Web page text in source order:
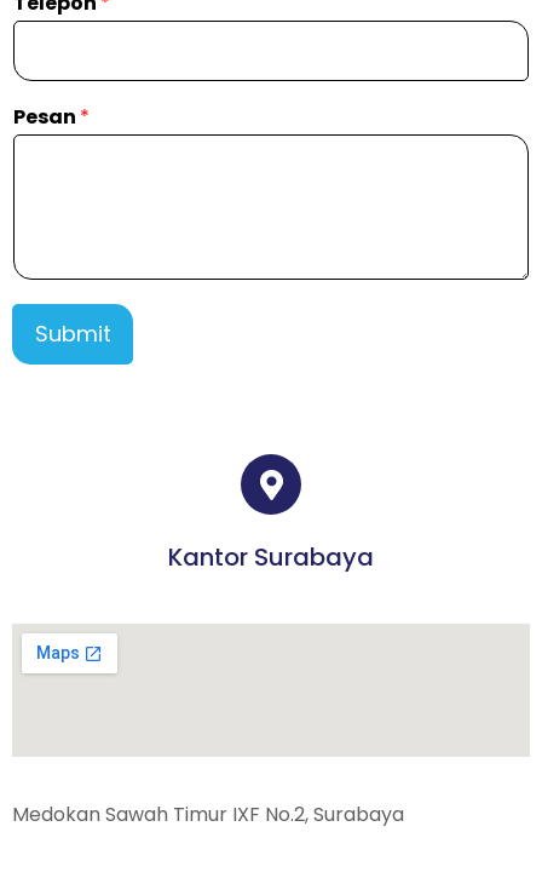
Pesan *
Submit
Kantor Surabaya
Medokan Sawah Timur IXF No.2, Surabaya